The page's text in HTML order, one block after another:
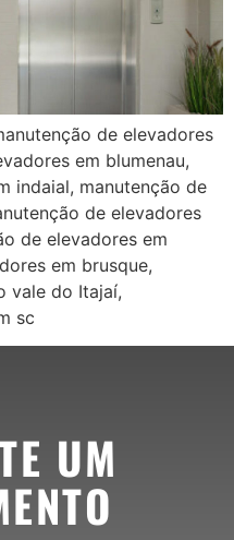
de elevadores
em blumenau,
indaial, manutenção de
de elevadores
de elevadores em
em brusque,
vale do Itajaí,
sc
UM